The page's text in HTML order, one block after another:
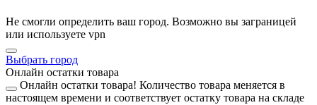
Не смогли определить ваш город. Возможно вы заграницей
или используете vpn
Выбрать город
Онлайн остатки товара
Онлайн остатки товара! Количество товара меняется в
настоящем времени и соответствует остатку товара на складе